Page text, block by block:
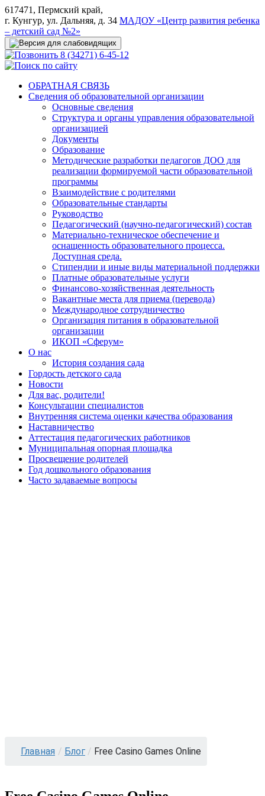
617471, Пермский край,
г. Кунгур, ул. Дальняя, д. 34 МАДОУ «Центр развития ребенка
– детский сад №2»
8 (34271) 6-45-12
ОБРАТНАЯ СВЯЗЬ
Сведения об образовательной организации
Основные сведения
Структура и органы управления образовательной
организацией
Документы
Образование
Методические разработки педагогов ДОО для
реализации формируемой части образовательной
программы
Взаимодействие с родителями
Образовательные стандарты
Руководство
Педагогический (научно-педагогический) состав
Материально-техническое обеспечение и
оснащенность образовательного процесса.
Доступная среда.
Стипендии и иные виды материальной поддержки
Платные образовательные услуги
Финансово-хозяйственная деятельность
Вакантные места для приема (перевода)
Международное сотрудничество
Организация питания в образовательной
организации
ИКОП «Сферум»
О нас
История создания сада
Гордость детского сада
Новости
Для вас, родители!
Консультации специалистов
Внутренняя система оценки качества образования
Наставничество
Аттестация педагогических работников
Муниципальная опорная площадка
Просвещение родителей
Год дошкольного образования
Часто задаваемые вопросы
Главная / Блог / Free Casino Games Online